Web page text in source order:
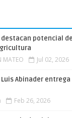
potencial
MATEO Jul 02, 2026
Abinader
Feb 26, 2026